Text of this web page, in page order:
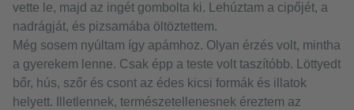
vette le, majd az ingét gombolta ki. Lehúztam a cipőjét, a
nadrágját, és pizsamába öltöztettem.
Még sosem nyúltam így apámhoz. Olyan érzés volt, mintha
a gyerekem lenne. Csak épp a teste volt taszítóbb. Löttyedt
bőr, hús, szőr és csont az édes kicsi formák és illatok
helyett. Illetlennek, természetellenesnek éreztem az